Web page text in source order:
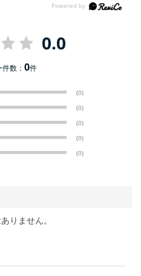
0.0
件数：0件
(0)
(0)
(0)
(0)
(0)
りません。